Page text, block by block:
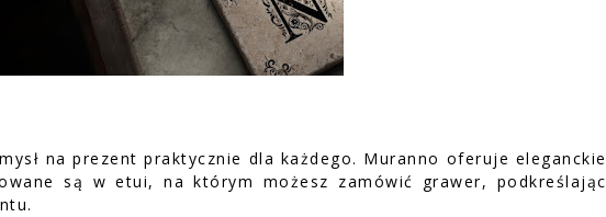
na prezent praktycznie dla każdego. Muranno oferuje eleganckie
są w etui, na którym możesz zamówić grawer, podkreślając